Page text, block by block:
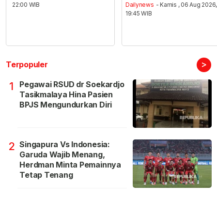
22:00 WIB
Dailynews - Kamis , 06 Aug 2026,
19:45 WIB
Terpopuler >
1
Pegawai RSUD dr Soekardjo
Tasikmalaya Hina Pasien
BPJS Mengundurkan Diri
2 Singapura Vs Indonesia:
Garuda Wajib Menang,
Herdman Minta Pemainnya
Tetap Tenang